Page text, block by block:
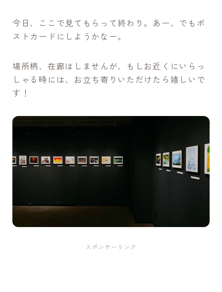
今日、ここで見てもらって終わり。あー、でもポ
ストカードにしようかなー。
場所柄、在廊はしませんが、もしお近くにいらっ
しゃる時には、お立ち寄りいただけたら嬉しいで
す！
スポンサーリンク